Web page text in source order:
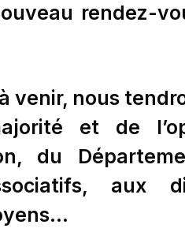
rendez-
venir, nous
et de
du
aux